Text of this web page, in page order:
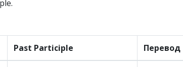
Past Participle Перевод